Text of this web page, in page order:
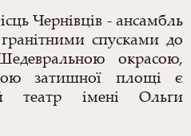
Чернівців - ансамбль
спусками до
окрасою,
затишної площі є
театр імені Ольги